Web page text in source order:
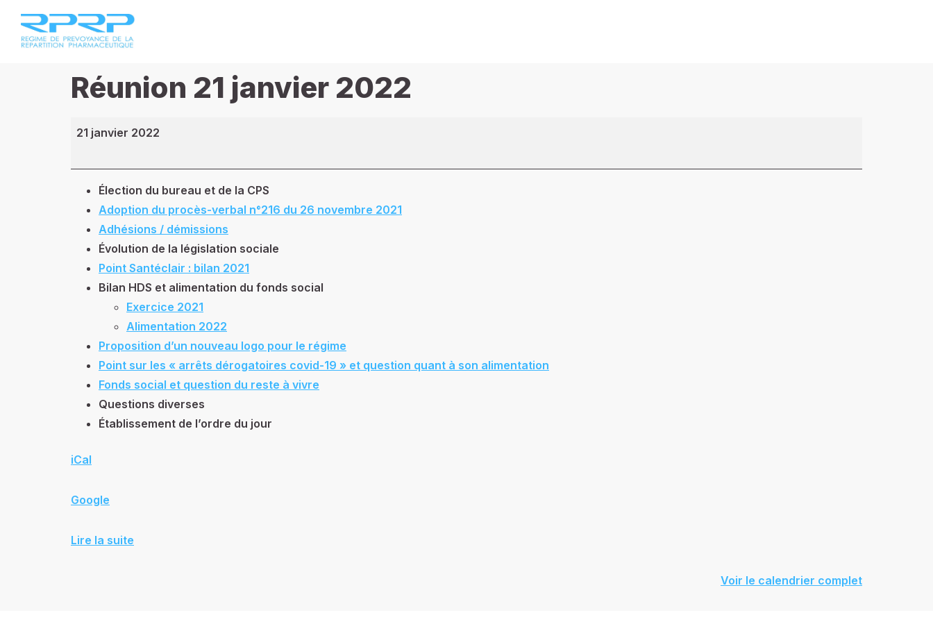
Réunion 21 janvier 2022
21 janvier 2022
Élection du bureau et de la CPS
Adoption du procès-verbal n°216 du 26 novembre 2021
Adhésions / démissions
Évolution de la législation sociale
Point Santéclair : bilan 2021
Bilan HDS et alimentation du fonds social
Exercice 2021
Alimentation 2022
Proposition d’un nouveau logo pour le régime
Point sur les « arrêts dérogatoires covid-19 » et question quant à son alimentation
Fonds social et question du reste à vivre
Questions diverses
Établissement de l’ordre du jour
iCal
Google
Lire la suite
Voir le calendrier complet